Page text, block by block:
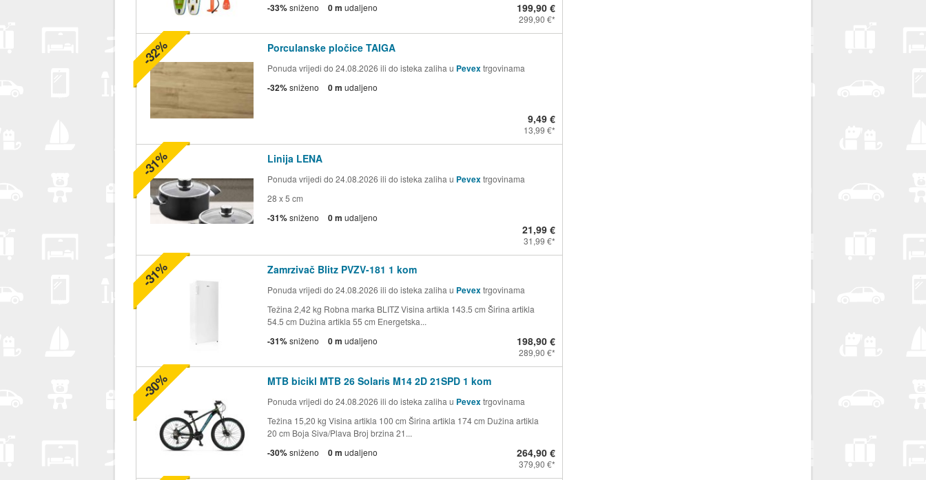
-33%sniženo 0 m udaljeno 199,90 €
299,90 €
Porculanske pločice TAIGA
Ponuda vrijedi do 24.08.2026 ili do isteka zaliha u Pevextrgovinama
-32%sniženo 0 m udaljeno
9,49 €
13,99 €
-32%
Linija LENA
Ponuda vrijedi do 24.08.2026 ili do isteka zaliha u Pevextrgovinama
28 x 5 cm
-31%sniženo 0 m udaljeno
21,99 €
31,99 €
-31%
Zamrzivač Blitz PVZV-181 1 kom
Ponuda vrijedi do 24.08.2026 ili do isteka zaliha u Pevextrgovinama
Težina 2,42 kg Robna marka BLITZ Visina artikla 143.5 cm Širina artikla
54.5 cm Dužina artikla 55 cm Energetska...
-31%sniženo 0 m udaljeno 198,90 €
289,90 €
-31%
MTB bicikl MTB 26 Solaris M14 2D 21SPD 1 kom
Ponuda vrijedi do 24.08.2026 ili do isteka zaliha u Pevextrgovinama
Težina 15,20 kg Visina artikla 100 cm Širina artikla 174 cm Dužina artikla
20 cm Boja Siva/Plava Broj brzina 21...
-30%sniženo 0 m udaljeno 264,90 €
379,90 €
-30%